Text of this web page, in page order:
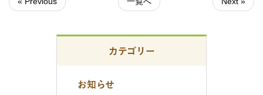
カテゴリー
お知らせ